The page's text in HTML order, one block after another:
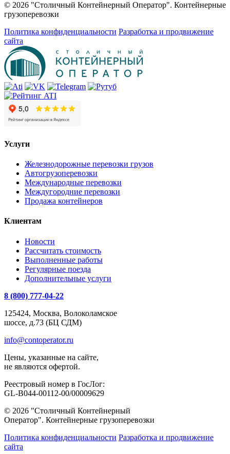
© 2026 "Столичный Контейнерный Оператор". Контейнерные
грузоперевозки
Политика конфиденциальности Разработка и продвижение
сайта
Услуги
Железнодорожные перевозки грузов
Автогрузоперевозки
Международные перевозки
Междугородние перевозки
Продажа контейнеров
Клиентам
Новости
Рассчитать стоимость
Выполненные работы
Регулярные поезда
Дополнительные услуги
8 (800) 777-04-22
125424, Москва, Волоколамское
шоссе, д.73 (БЦ СДМ)
info@contoperator.ru
Цены, указанные на сайте,
не являются офертой.
Реестровый номер в ГосЛог:
GL-B044-00112-00/00009629
© 2026 "Столичный Контейнерный
Оператор". Контейнерные грузоперевозки
Политика конфиденциальности Разработка и продвижение
сайта